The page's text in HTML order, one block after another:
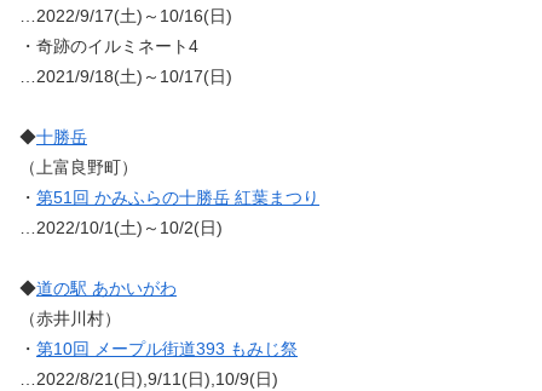
…2022/9/17(土)～10/16(日)
・奇跡のイルミネート4
…2021/9/18(土)～10/17(日)
◆十勝岳
（上富良野町）
・ 第51回 かみふらの十勝岳 紅葉まつり
…2022/10/1(土)～10/2(日)
◆道の駅 あかいがわ
（赤井川村）
・ 第10回 メープル街道393 もみじ祭
…2022/8/21(日),9/11(日),10/9(日)